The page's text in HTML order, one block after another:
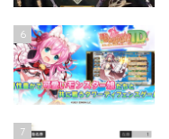
6
7